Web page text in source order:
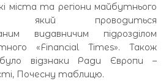
міста та регіони майбутнього
який проводиться
видавничим підрозділом
«Financial Times». Також
відзнаки Ради Європи –
Почесну таблицю.